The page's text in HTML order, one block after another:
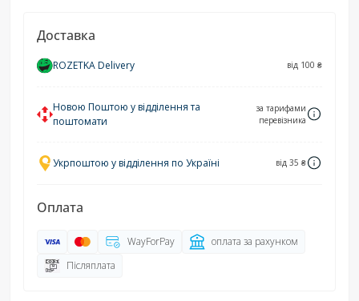
Доставка
ROZETKA Delivery від 100 ₴
Новою Поштою у відділення та
поштомати
за тарифами
перевізника
Укрпоштою у відділення по Україні від 35 ₴
Оплата
WayForPay
оплата за рахунком
Післяплата